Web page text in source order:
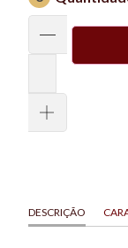
DESCRIÇÃO